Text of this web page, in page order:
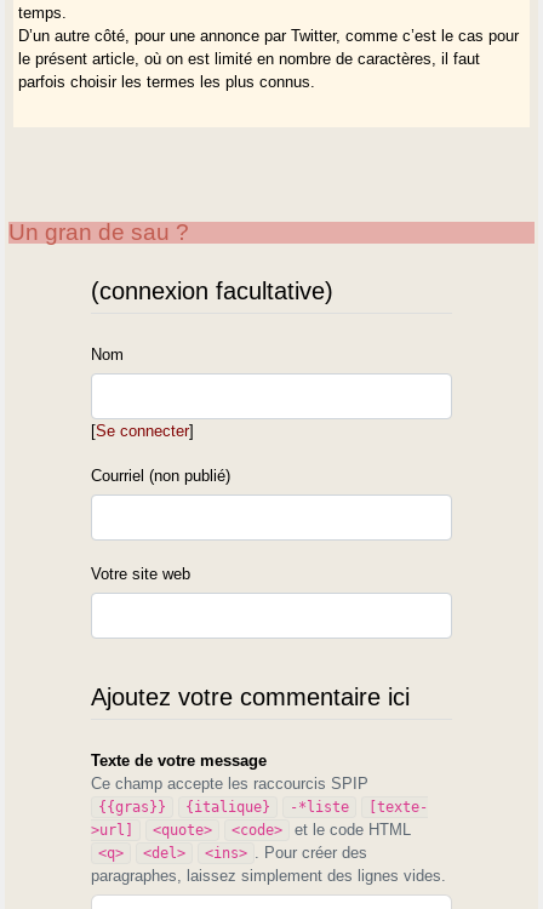
temps.
D’un autre côté, pour une annonce par Twitter, comme c’est le cas pour
le présent article, où on est limité en nombre de caractères, il faut
parfois choisir les termes les plus connus.
Un gran de sau ?
(connexion facultative)
Nom
[Se connecter]
Courriel (non publié)
Votre site web
Ajoutez votre commentaire ici
Texte de votre message
Ce champ accepte les raccourcis SPIP
{{gras}} {italique} -*liste
[texte-
>url]
<quote> <code> et le code HTML
<q> <del> <ins>
. Pour créer des
paragraphes, laissez simplement des lignes vides.